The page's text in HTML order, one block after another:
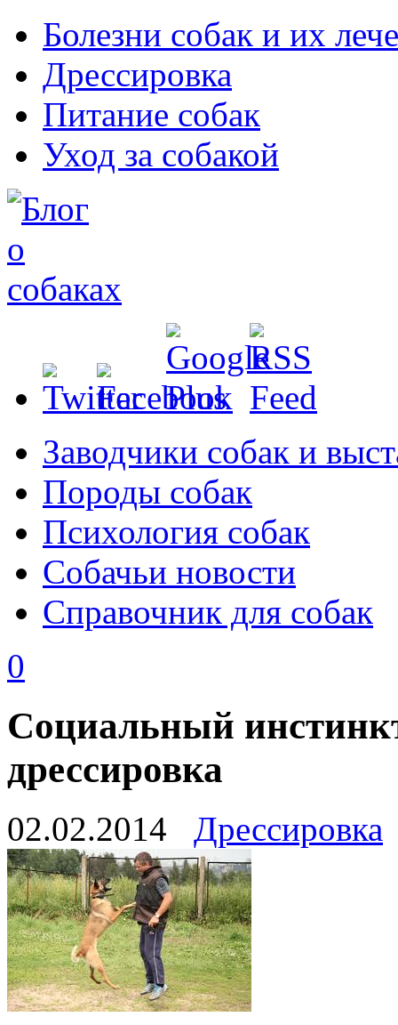
Болезни собак и их
Дрессировка
Питание собак
Уход за собакой
Заводчики собак и
Породы собак
Психология собак
Собачьи новости
Справочник для собак
0
Социальный
дрессировка
02.02.2014 Дрессировка